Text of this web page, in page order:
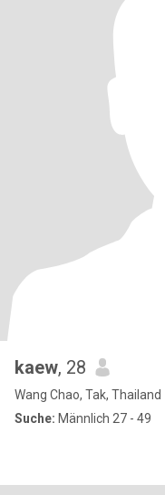
kaew, 28
Wang Chao, Tak, Thailand
Suche: Männlich 27 - 49